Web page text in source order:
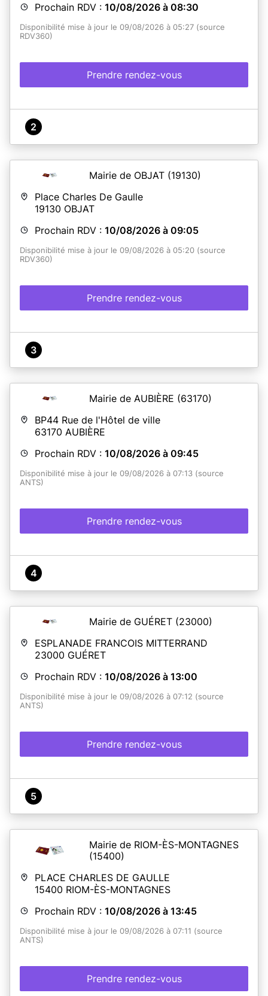
Prochain RDV : 10/08/2026 à 08:30
Disponibilité mise à jour le 09/08/2026 à 05:27 (source
RDV360)
Prendre rendez-vous
2
Mairie de OBJAT (19130)
Place Charles De Gaulle
19130 OBJAT
Prochain RDV : 10/08/2026 à 09:05
Disponibilité mise à jour le 09/08/2026 à 05:20 (source
RDV360)
Prendre rendez-vous
3
Mairie de AUBIÈRE (63170)
BP44 Rue de l'Hôtel de ville
63170 AUBIÈRE
Prochain RDV : 10/08/2026 à 09:45
Disponibilité mise à jour le 09/08/2026 à 07:13 (source
ANTS)
Prendre rendez-vous
4
Mairie de GUÉRET (23000)
ESPLANADE FRANCOIS MITTERRAND
23000 GUÉRET
Prochain RDV : 10/08/2026 à 13:00
Disponibilité mise à jour le 09/08/2026 à 07:12 (source
ANTS)
Prendre rendez-vous
5
Mairie de RIOM-ÈS-MONTAGNES
(15400)
PLACE CHARLES DE GAULLE
15400 RIOM-ÈS-MONTAGNES
Prochain RDV : 10/08/2026 à 13:45
Disponibilité mise à jour le 09/08/2026 à 07:11 (source
ANTS)
Prendre rendez-vous